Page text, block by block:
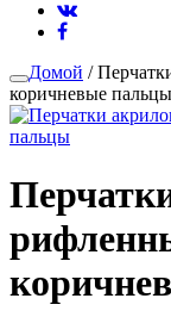
Домой /
коричневые пальцы